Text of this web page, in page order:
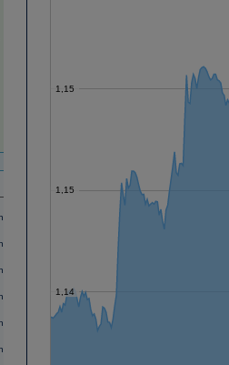
1,14
1,15
1,15